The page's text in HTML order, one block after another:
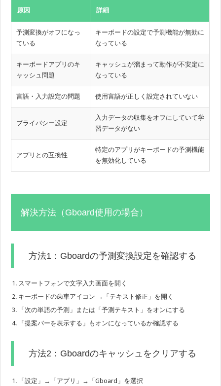
原因 詳細
予測変換がオフになっ
ている
キーボードの設定で予測機能が無効に
なっている
キーボードアプリのキ
ャッシュ問題
キャッシュが溜まって動作が不安定に
なっている
言語・入力設定の問題 使用言語が正しく設定されていない
プライバシー設定
入力データの収集をオフにしていて学
習データがない
アプリとの互換性
特定のアプリがキーボードの予測機能
を無効化している
解決方法（Gboard使用の場合）
方法1：Gboardの予測変換設定を確認する
スマートフォンで文字入力画面を開く
キーボードの歯車アイコン →「テキスト修正」を開く
「次の単語の予測」または「予測テキスト」をオンにする
「提案バーを表示する」もオンになっているか確認する
方法2：Gboardのキャッシュをクリアする
「設定」→「アプリ」→「Gboard」を選択